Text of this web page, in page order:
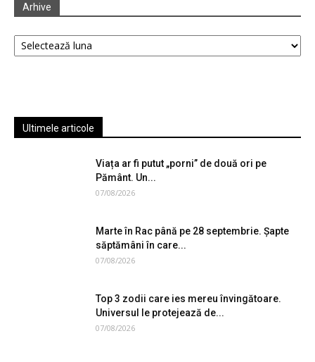
Arhive
Arhive
Ultimele articole
Viața ar fi putut „porni” de două ori pe
Pământ. Un...
07/08/2026
Marte în Rac până pe 28 septembrie. Șapte
săptămâni în care...
07/08/2026
Top 3 zodii care ies mereu învingătoare.
Universul le protejează de...
07/08/2026